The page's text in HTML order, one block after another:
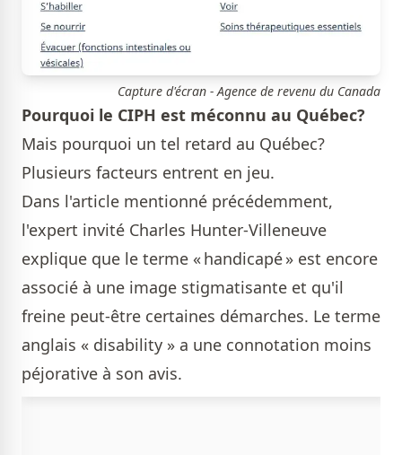
Capture d'écran - Agence de revenu du Canada
Pourquoi le CIPH est méconnu au Québec?
Mais pourquoi un tel retard au Québec?
Plusieurs facteurs entrent en jeu.
Dans l'article mentionné précédemment,
l'expert invité Charles Hunter-Villeneuve
explique que le terme « handicapé » est encore
associé à une image stigmatisante et qu'il
freine peut-être certaines démarches. Le terme
anglais « disability » a une connotation moins
péjorative à son avis.